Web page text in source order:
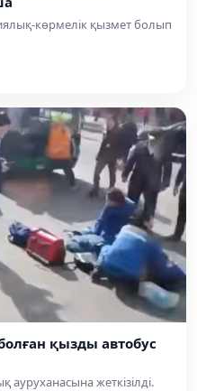
көрмелік қызмет болып
қызды автобус
жеткізілді.